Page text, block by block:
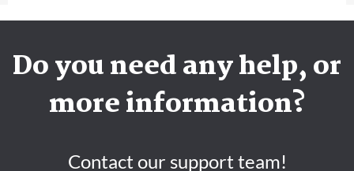
La manada le da la
Y el Rey Alfa toma una
decisión que rompe
entre ellos. Sola más
allá de las fronteras de
sin protección, sin
estatus y sin
Do you need any help, or
more information?
Contact our support team!